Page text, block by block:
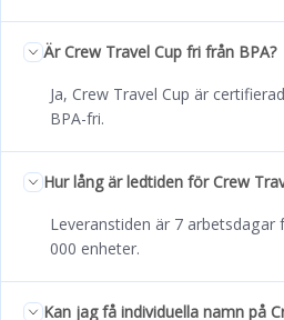
Är Crew Travel Cup fri från BPA?
Ja, Crew Travel Cup är
BPA-fri.
Hur lång är ledtiden för Crew
Leveranstiden är 7 arbetsdagar
000 enheter.
Kan jag få individuella namn på